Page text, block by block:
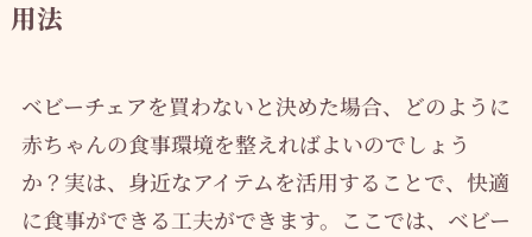
用法
ベビーチェアを買わないと決めた場合、どのように
赤ちゃんの食事環境を整えればよいのでしょう
か？実は、身近なアイテムを活用することで、快適
に食事ができる工夫ができます。ここでは、ベビー